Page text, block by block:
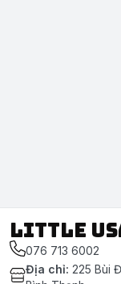
LITTLE
076 713 6002
Địa chỉ: 225 Bùi